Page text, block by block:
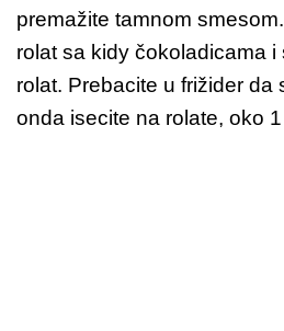
premažite tamnom
rolat sa kidy čokoladicama
rolat. Prebacite u frižider da
onda isecite na rolate, oko